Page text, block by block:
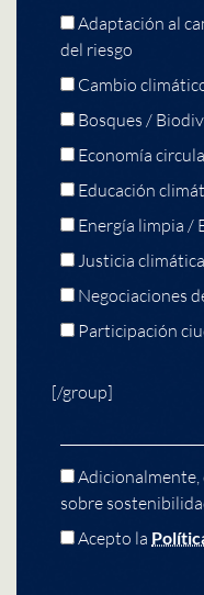
Adaptación al
del riesgo
Cambio
Bosques /
Economía
Educación
Energía limpia /
Justicia climática
Negociaciones
Participación
[/group]
sobre
Acepto la